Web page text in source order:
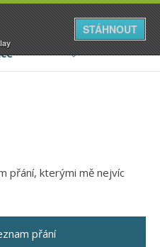
STÁHNOUT
přání, kterými mě nejvíc
přání